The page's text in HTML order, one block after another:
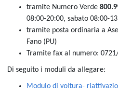
tramite Numero Verde
08:00-20:00, sabato 08:00-
tramite posta ordinaria a
Fano (PU)
Tramite fax al numero:
Di seguito i moduli da allegare:
Modulo di voltura-